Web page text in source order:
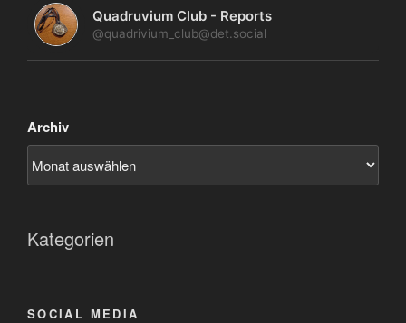
Quadruvium Club - Reports
@quadrivium_club@det.social
Archiv
Kategorien
SOCIAL MEDIA